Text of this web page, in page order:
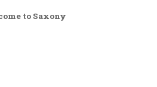
to Saxony